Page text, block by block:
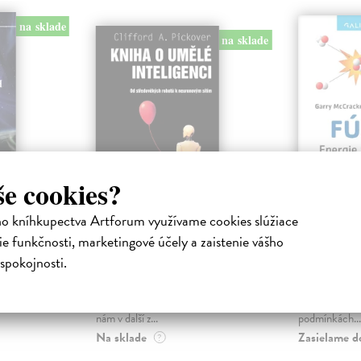
cookies?
kníhkupectva Artforum využívame cookies slúžiace
funkčnosti, marketingové účely a zaistenie vášho
na sklade
na sklade
Kniha o umělé
inteligenci
Pickover Clifford A.
nám v další z...
Na sklade ?
Fúze.
Může být
energetický
podmínkách...
Zasielame